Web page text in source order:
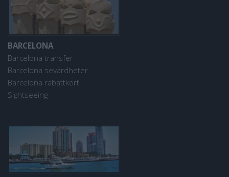
BARCELONA
Barcelona transfer
Barcelona sevärdheter
Barcelona rabattkort
Sightseeing